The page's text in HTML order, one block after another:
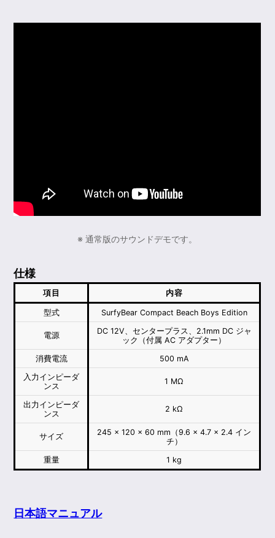
※ 通常版のサウンドデモです。
仕様
項目 内容
型式 SurfyBear Compact Beach Boys Edition
電源
DC 12V、センタープラス、2.1mm DC ジャ
ック（付属 AC アダプター）
消費電流
500 mA
入力インピーダ
ンス
1 MΩ
出力インピーダ
ンス
2 kΩ
サイズ
245 × 120 × 60 mm（9.6 × 4.7 × 2.4 イン
チ）
重量
1 kg
日本語マニュアル